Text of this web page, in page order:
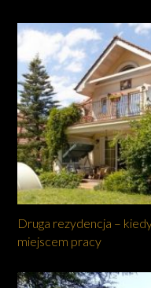
Druga rezydencja –
miejscem pracy